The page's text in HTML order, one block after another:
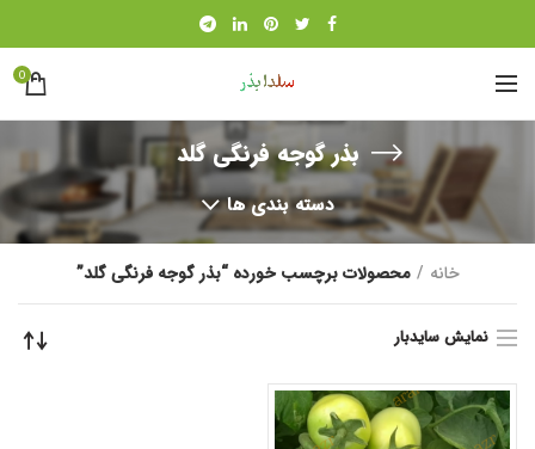
0
بذر گوجه فرنگی گلد
دسته بندی ها
خانه محصولات برچسب خورده “بذر گوجه فرنگی گلد”
نمایش سایدبار